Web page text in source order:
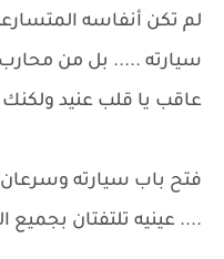
لم تكن أنفاسه
سيارته ..... بل من
عاقب يا قلب عنيد ولكنك
فتح باب سيارته
.... عينيه تلتفتان بجميع